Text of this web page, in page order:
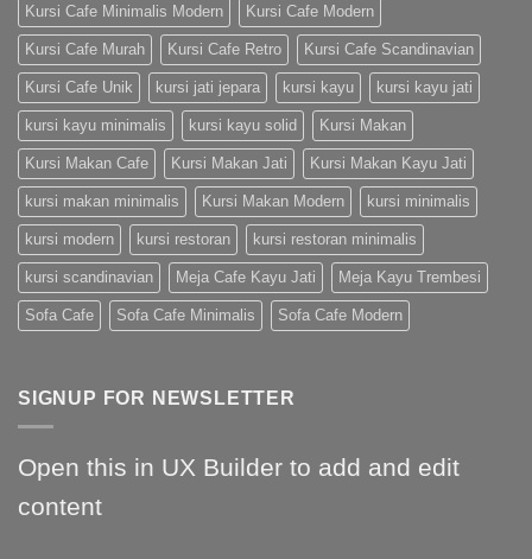
Kursi Cafe Minimalis Modern Kursi Cafe Modern
Kursi Cafe Murah Kursi Cafe Retro Kursi Cafe Scandinavian
Kursi Cafe Unik kursi jati jepara kursi kayu kursi kayu jati
kursi kayu minimalis kursi kayu solid Kursi Makan
Kursi Makan Cafe Kursi Makan Jati Kursi Makan Kayu Jati
kursi makan minimalis Kursi Makan Modern kursi minimalis
kursi modern kursi restoran kursi restoran minimalis
kursi scandinavian Meja Cafe Kayu Jati Meja Kayu Trembesi
Sofa Cafe Sofa Cafe Minimalis Sofa Cafe Modern
SIGNUP FOR NEWSLETTER
Open this in UX Builder to add and edit
content